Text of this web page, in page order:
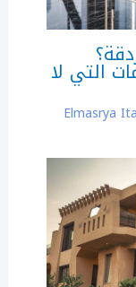
التي لا
Elmasrya